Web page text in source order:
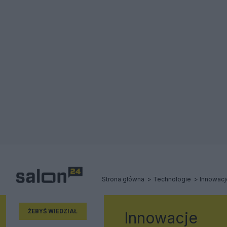
Strona główna Technologie
ŻEBYŚ WIEDZIAŁ Innowacje